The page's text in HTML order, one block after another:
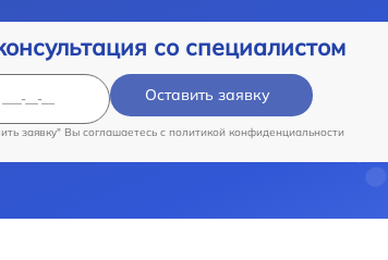
со специалистом
Оставить заявку
заявку" Вы соглашаетесь c политикой конфиденциальности